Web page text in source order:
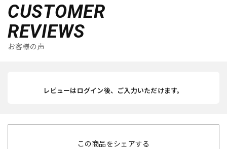
CUSTOMER
REVIEWS
お客様の声
レビューはログイン後、ご入力いただけます。
この商品をシェアする